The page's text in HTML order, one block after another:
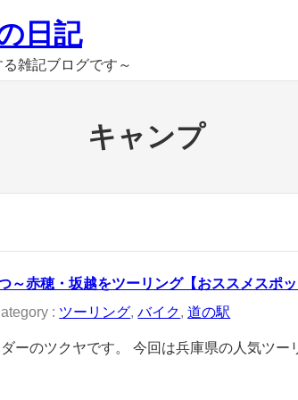
日記
雑記ブログです～
キャンプ
～赤穂・坂越をツーリング【おススメスポッ
: ツーリング, バイク, 道の駅
ーのツクヤです。 今回は兵庫県の人気ツ